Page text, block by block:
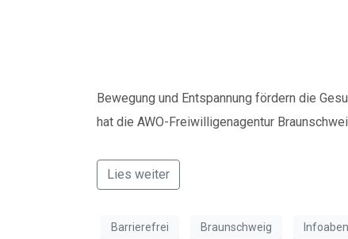
Bewegung und Entspannung fördern die
hat die AWO-Freiwilligenagentur
Lies weiter
Barrierefrei Braunschweig